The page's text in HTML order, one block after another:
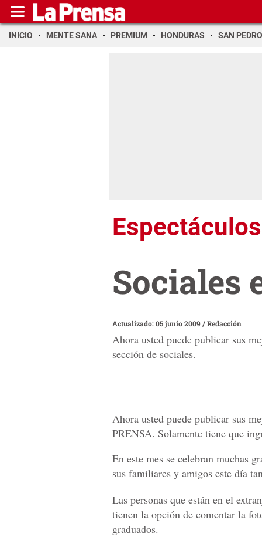
INICIO MENTE SANA PREMIUM HONDURAS SAN PEDRO
Espectáculos
Sociales
Actualizado: 05 junio 2009/Redacción
Ahora usted puede publicar sus
sección de sociales.
Ahora usted puede publicar sus
PRENSA. Solamente tiene que
En este mes se celebran muchas
sus familiares y amigos este día
Las personas que están en el
tienen la opción de comentar la
graduados.